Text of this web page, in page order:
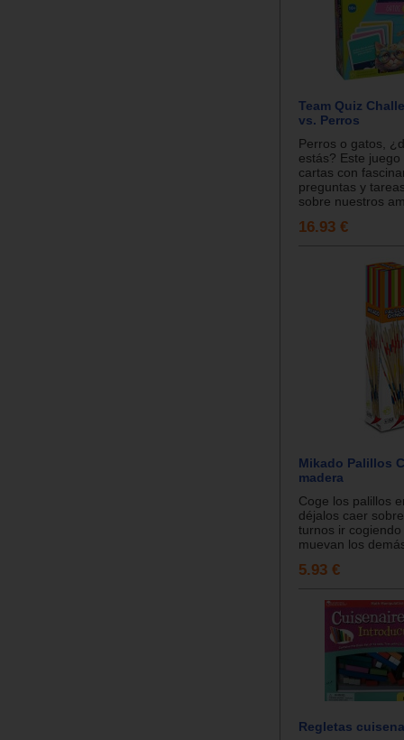
Team Quiz
vs. Perros
Perros o gatos,
estás? Este
cartas con
preguntas y
sobre nuestros
16.93 €
Mikado Palillos
madera
Coge los palillos
déjalos caer
turnos ir
muevan los
5.93 €
Regletas